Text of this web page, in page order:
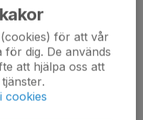
för att vår
dig. De används
att hjälpa oss att
cookies